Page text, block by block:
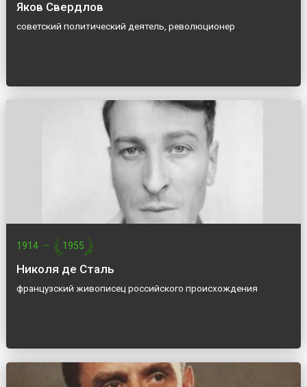
Яков Свердлов
советский политический деятель, революционер
1914 — 1955
Николя де Сталь
французский живописец российского происхождения